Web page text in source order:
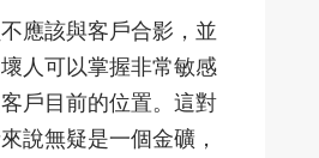
應該與客戶合影，並
人可以掌握非常敏感
戶目前的位置。這對
說無疑是一個金礦，